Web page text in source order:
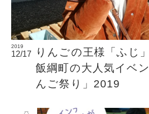
2019
12/17
りんごの王様「ふじ
飯綱町の大人気イベ
んご祭り」2019